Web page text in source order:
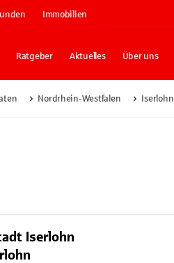
Immobilien
Ratgeber Aktuelles Über uns
Nordrhein-Westfalen Iserlohn
Iserlohn